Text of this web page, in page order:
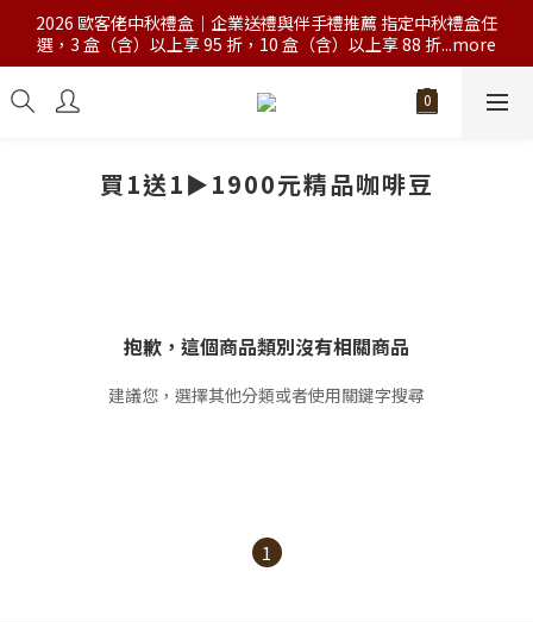
2026 歐客佬中秋禮盒｜企業送禮與伴手禮推薦 指定中秋禮盒任
選，3 盒（含）以上享 95 折，10 盒（含）以上享 88 折...more
買1送1►1900元精品咖啡豆
抱歉，這個商品類別沒有相關商品
建議您，選擇其他分類或者使用關鍵字搜尋
1